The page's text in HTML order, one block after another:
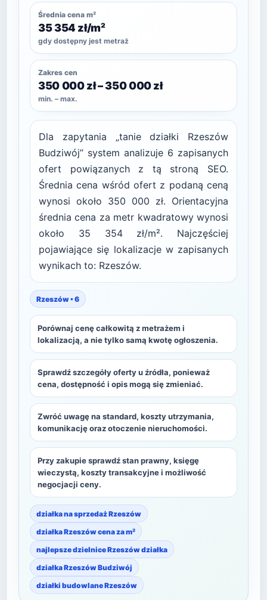
Średnia cena m²
35 354 zł/m²
gdy dostępny jest metraż
Zakres cen
350 000 zł – 350 000 zł
min. – max.
Dla zapytania „tanie działki Rzeszów
Budziwój” system analizuje 6 zapisanych
ofert powiązanych z tą stroną SEO.
Średnia cena wśród ofert z podaną ceną
wynosi około 350 000 zł. Orientacyjna
średnia cena za metr kwadratowy wynosi
około 35 354 zł/m². Najczęściej
pojawiające się lokalizacje w zapisanych
wynikach to: Rzeszów.
Rzeszów • 6
Porównaj cenę całkowitą z metrażem i
lokalizacją, a nie tylko samą kwotę ogłoszenia.
Sprawdź szczegóły oferty u źródła, ponieważ
cena, dostępność i opis mogą się zmieniać.
Zwróć uwagę na standard, koszty utrzymania,
komunikację oraz otoczenie nieruchomości.
Przy zakupie sprawdź stan prawny, księgę
wieczystą, koszty transakcyjne i możliwość
negocjacji ceny.
działka na sprzedaż Rzeszów
działka Rzeszów cena za m²
najlepsze dzielnice Rzeszów działka
działka Rzeszów Budziwój
działki budowlane Rzeszów